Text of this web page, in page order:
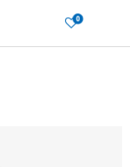
0
u prodavnici po vašem